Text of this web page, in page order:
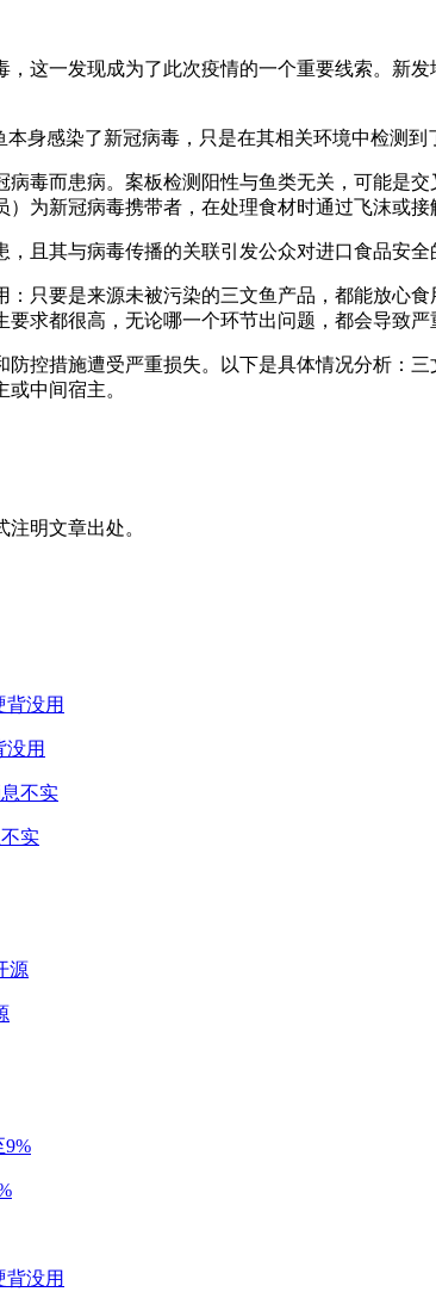
这一发现成为了此次疫情的一个重要线索。新
身感染了新冠病毒，只是在其相关环境中检测到
毒而患病。案板检测阳性与鱼类无关，可能是
为新冠病毒携带者，在处理食材时通过飞沫或接
且其与病毒传播的关联引发公众对进口食品安
只要是来源未被污染的三文鱼产品，都能放心
求都很高，无论哪一个环节出问题，都会导致严
控措施遭受严重损失。以下是具体情况分析：
中间宿主。
明文章出处。
用
实